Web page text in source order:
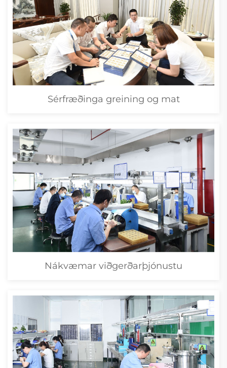
Sérfræðinga greining og mat
Nákvæmar viðgerðarþjónustu